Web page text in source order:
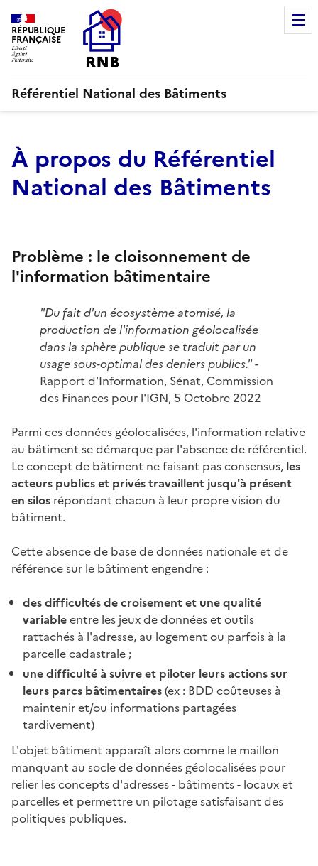
RÉPUBLIQUE
FRANÇAISE
Référentiel National des Bâtiments
À propos du Référentiel
National des Bâtiments
Problème : le cloisonnement de
l'information bâtimentaire
"Du fait d'un écosystème atomisé, la
production de l'information géolocalisée
dans la sphère publique se traduit par un
usage sous-optimal des deniers publics."-
Rapport d'Information, Sénat, Commission
des Finances pour l'IGN, 5 Octobre 2022
Parmi ces données géolocalisées, l'information relative
au bâtiment se démarque par l'absence de référentiel.
Le concept de bâtiment ne faisant pas consensus, les
acteurs publics et privés travaillent jusqu'à présent
en silos répondant chacun à leur propre vision du
bâtiment.
Cette absence de base de données nationale et de
référence sur le bâtiment engendre :
des difficultés de croisement et une qualité
variableentre les jeux de données et outils
rattachés à l'adresse, au logement ou parfois à la
parcelle cadastrale ;
une difficulté à suivre et piloter leurs actions sur
leurs parcs bâtimentaires(ex : BDD coûteuses à
maintenir et/ou informations partagées
tardivement)
L'objet bâtiment apparaît alors comme le maillon
manquant au socle de données géolocalisées pour
relier les concepts d'adresses - bâtiments - locaux et
parcelles et permettre un pilotage satisfaisant des
politiques publiques.